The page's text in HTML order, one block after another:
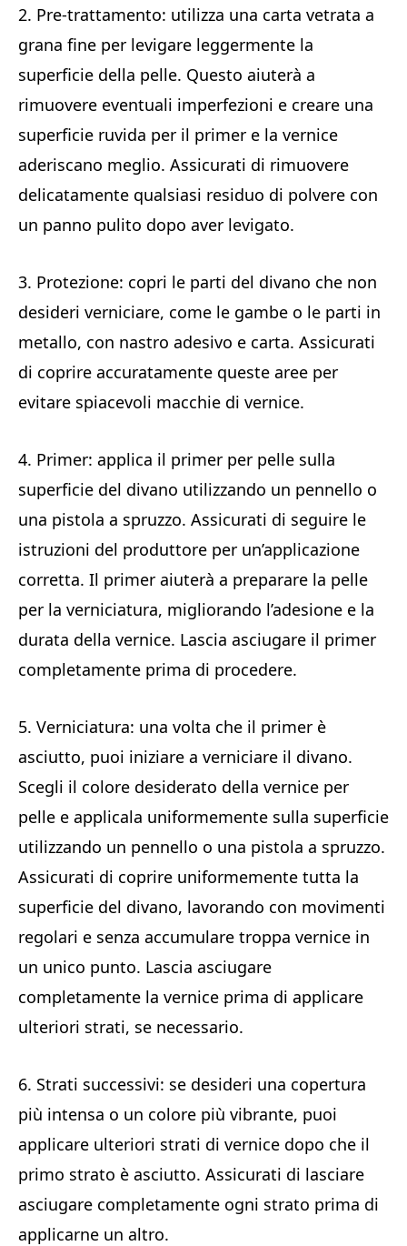
2. Pre-trattamento: utilizza una carta vetrata a
grana fine per levigare leggermente la
superficie della pelle. Questo aiuterà a
rimuovere eventuali imperfezioni e creare una
superficie ruvida per il primer e la vernice
aderiscano meglio. Assicurati di rimuovere
delicatamente qualsiasi residuo di polvere con
un panno pulito dopo aver levigato.
3. Protezione: copri le parti del divano che non
desideri verniciare, come le gambe o le parti in
metallo, con nastro adesivo e carta. Assicurati
di coprire accuratamente queste aree per
evitare spiacevoli macchie di vernice.
4. Primer: applica il primer per pelle sulla
superficie del divano utilizzando un pennello o
una pistola a spruzzo. Assicurati di seguire le
istruzioni del produttore per un’applicazione
corretta. Il primer aiuterà a preparare la pelle
per la verniciatura, migliorando l’adesione e la
durata della vernice. Lascia asciugare il primer
completamente prima di procedere.
5. Verniciatura: una volta che il primer è
asciutto, puoi iniziare a verniciare il divano.
Scegli il colore desiderato della vernice per
pelle e applicala uniformemente sulla superficie
utilizzando un pennello o una pistola a spruzzo.
Assicurati di coprire uniformemente tutta la
superficie del divano, lavorando con movimenti
regolari e senza accumulare troppa vernice in
un unico punto. Lascia asciugare
completamente la vernice prima di applicare
ulteriori strati, se necessario.
6. Strati successivi: se desideri una copertura
più intensa o un colore più vibrante, puoi
applicare ulteriori strati di vernice dopo che il
primo strato è asciutto. Assicurati di lasciare
asciugare completamente ogni strato prima di
applicarne un altro.